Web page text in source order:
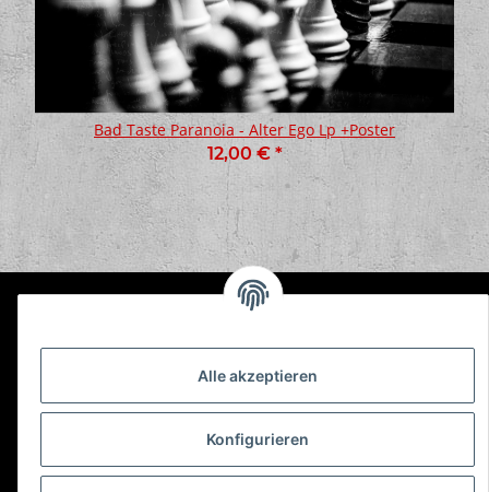
Bad Taste Paranoia - Alter Ego Lp +Poster
12,00 € *
Gesetzliche InformationenAlle akzeptieren
Konfigurieren